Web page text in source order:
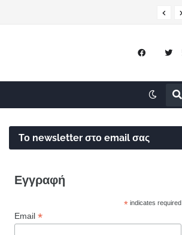
Το newsletter στο email σας
Εγγραφή
* indicates required
Email *